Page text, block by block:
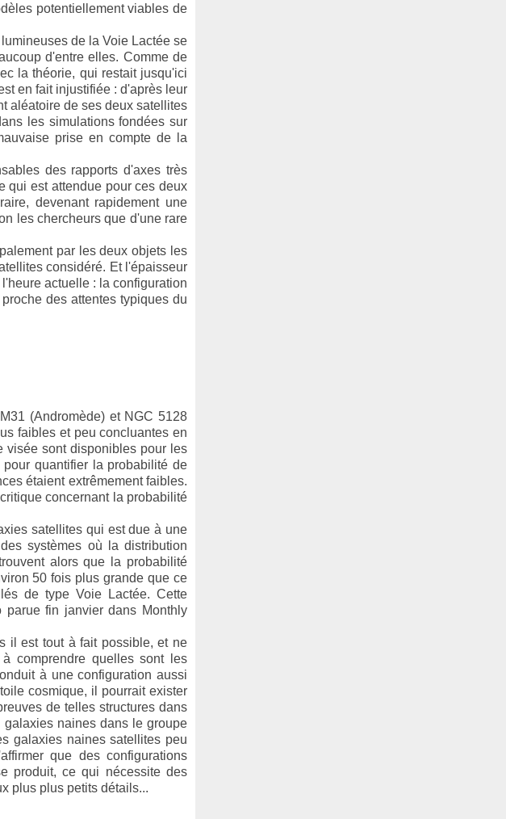
potentiellement viables de
de la Voie Lactée se
d'entre elles. Comme de
la théorie, qui restait jusqu'ici
en fait injustifiée : d'après leur
aléatoire de ses deux satellites
les simulations fondées sur
prise en compte de la
des rapports d'axes très
qui est attendue pour ces deux
devenant rapidement une
les chercheurs que d'une rare
par les deux objets les
considéré. Et l'épaisseur
actuelle : la configuration
des attentes typiques du
(Andromède) et NGC 5128
faibles et peu concluantes en
visée sont disponibles pour les
quantifier la probabilité de
étaient extrêmement faibles.
concernant la probabilité
satellites qui est due à une
systèmes où la distribution
alors que la probabilité
50 fois plus grande que ce
de type Voie Lactée. Cette
fin janvier dans Monthly
il est tout à fait possible, et ne
comprendre quelles sont les
à une configuration aussi
cosmique, il pourrait exister
de telles structures dans
naines dans le groupe
galaxies naines satellites peu
que des configurations
produit, ce qui nécessite des
plus plus petits détails...